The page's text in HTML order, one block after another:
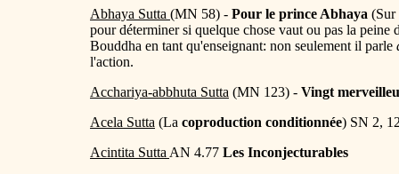
Abhaya Sutta (MN 58) - Pour le prince Abhaya (Sur
pour déterminer si quelque chose vaut ou pas la peine
Bouddha en tant qu'enseignant: non seulement il parle
l'action.
Acchariya-abbhuta Sutta (MN 123) - Vingt
Acela Sutta (La coproduction conditionnée) SN 2,
Acintita Sutta AN 4.77 Les Inconjecturables